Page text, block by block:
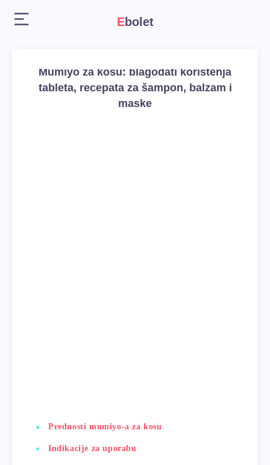
Ebolet
Mumiyo za kosu: blagodati korištenja
tableta, recepata za šampon, balzam i
maske
Prednosti mumiyo-a za kosu
Indikacije za uporabu